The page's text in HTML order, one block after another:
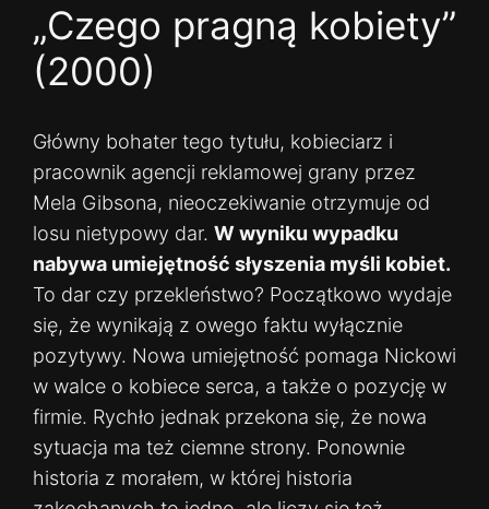
„Czego pragną kobiety”
(2000)
Główny bohater tego tytułu, kobieciarz i
pracownik agencji reklamowej grany przez
Mela Gibsona, nieoczekiwanie otrzymuje od
losu nietypowy dar. W wyniku wypadku
nabywa umiejętność słyszenia myśli kobiet.
To dar czy przekleństwo? Początkowo wydaje
się, że wynikają z owego faktu wyłącznie
pozytywy. Nowa umiejętność pomaga Nickowi
w walce o kobiece serca, a także o pozycję w
firmie. Rychło jednak przekona się, że nowa
sytuacja ma też ciemne strony. Ponownie
historia z morałem, w której historia